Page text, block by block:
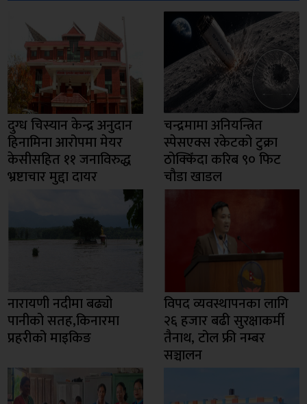
दुग्ध चिस्यान केन्द्र अनुदान
हिनामिना आरोपमा मेयर
केसीसहित ११ जनाविरुद्ध
भ्रष्टाचार मुद्दा दायर
चन्द्रमामा अनियन्त्रित
स्पेसएक्स रकेटको टुक्रा
ठोक्किँदा करिब ९० फिट
चौडा खाडल
नारायणी नदीमा बढ्यो
पानीको सतह,किनारमा
प्रहरीको माइकिङ
विपद व्यवस्थापनका लागि
२६ हजार बढी सुरक्षाकर्मी
तैनाथ, टोल फ्री नम्बर
सञ्चालन